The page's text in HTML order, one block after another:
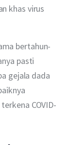
khas virus
bertahun-
pasti
gejala dada
COVID-